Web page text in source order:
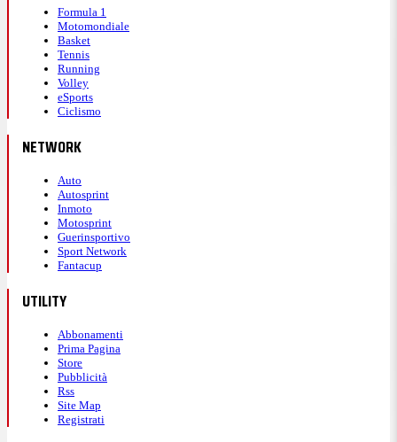
Formula 1
Motomondiale
Basket
Tennis
Running
Volley
eSports
Ciclismo
NETWORK
Auto
Autosprint
Inmoto
Motosprint
Guerinsportivo
Sport Network
Fantacup
UTILITY
Abbonamenti
Prima Pagina
Store
Pubblicità
Rss
Site Map
Registrati